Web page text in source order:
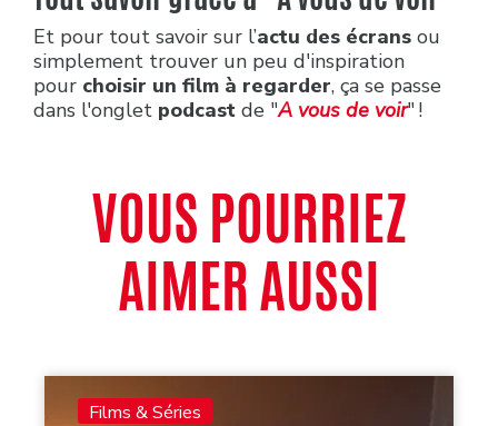
Et pour tout savoir sur l’actu des écrans ou
simplement trouver un peu d'inspiration
pour choisir un film à regarder, ça se passe
dans l'onglet podcast de "A vous de voir" !
VOUS POURRIEZ
AIMER AUSSI
Films & Séries